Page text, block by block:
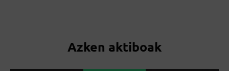
Azken aktiboak